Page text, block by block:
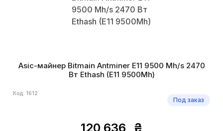
Asic-майнер Bitmain Antminer E11 9500 Mh/s 2470
Вт Ethash (E11 9500Mh)
Код: 1612
Под заказ
120 636 ₴